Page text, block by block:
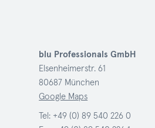
blu Professionals GmbH
Elsenheimerstr. 61
80687 München
Google Maps
Tel: +49 (0) 89 540 226 0